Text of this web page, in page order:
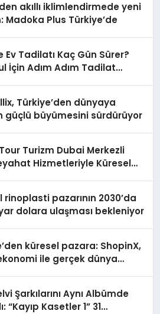
akıllı iklimlendirmede yeni
Madoka Plus Türkiye’de
Ev Tadilatı Kaç Gün Sürer?
İçin Adım Adım Tadilat
Türkiye’den dünyaya
güçlü büyümesini sürdürüyor
Turizm Dubai Merkezli
Hizmetleriyle Küresel
rinoplasti pazarının 2030’da
dolara ulaşması bekleniyor
küresel pazara: ShopinX,
ile gerçek dünya
Şarkılarını Aynı Albümde
“Kayıp Kasetler 1” 31